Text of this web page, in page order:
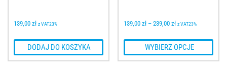
139,00 zł z VAT23%
DODAJ DO KOSZYKA
139,00 zł – 239,00 zł z VAT23%
WYBIERZ OPCJE